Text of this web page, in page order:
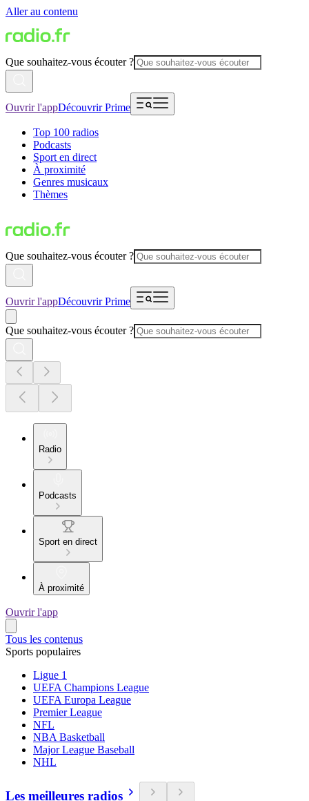
Aller au contenu
Que souhaitez-vous écouter ?
Ouvrir l'appDécouvrir Prime
Top 100 radios
Podcasts
Sport en direct
À proximité
Genres musicaux
Thèmes
Que souhaitez-vous écouter ?
Ouvrir l'appDécouvrir Prime
Que souhaitez-vous écouter ?
Radio
Podcasts
Sport en direct
À proximité
Ouvrir l'app
Tous les contenus
Sports populaires
Ligue 1
UEFA Champions League
UEFA Europa League
Premier League
NFL
NBA Basketball
Major League Baseball
NHL
Les meilleures radios